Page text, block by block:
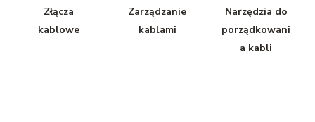
Złącza
kablowe
Zarządzanie
kablami
Narzędzia do
porządkowani
a kabli